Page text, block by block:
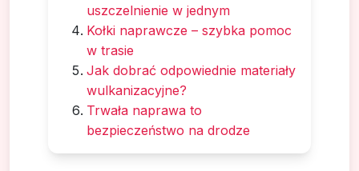
uszczelnienie w jednym
Kołki naprawcze – szybka pomoc
w trasie
Jak dobrać odpowiednie materiały
wulkanizacyjne?
Trwała naprawa to
bezpieczeństwo na drodze